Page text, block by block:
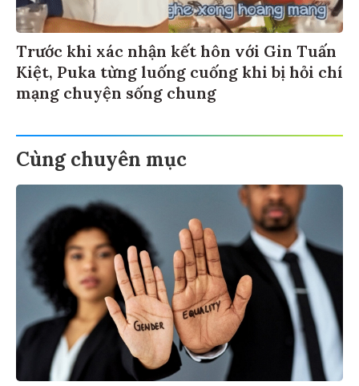
Trước khi xác nhận kết hôn với Gin Tuấn
Kiệt, Puka từng luống cuống khi bị hỏi chí
mạng chuyện sống chung
Cùng chuyên mục